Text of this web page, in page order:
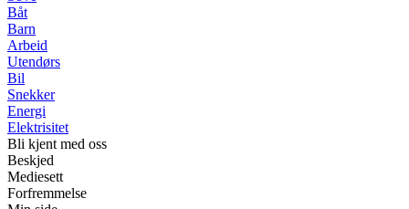
Båt
Barn
Arbeid
Utendørs
Bil
Snekker
Energi
Elektrisitet
Bli kjent med oss
Beskjed
Mediesett
Forfremmelse